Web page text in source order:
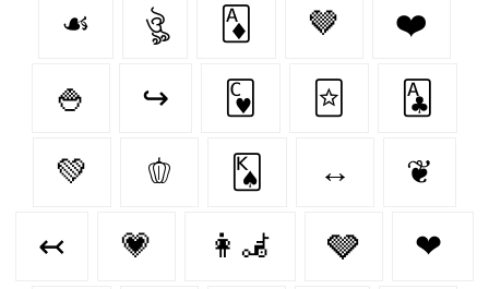
☙ ঔৣ 🃁 🤎 ❤️‍
🍚 ↪ 🂼 🃟 🃑
💚 🫑 🂮 ↔ ❦
↢ 💗 👩‍🦼‍ 🩶 ❤